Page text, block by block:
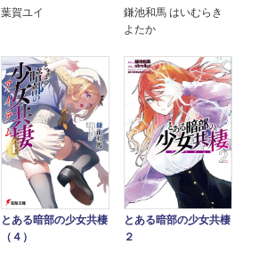
葉賀ユイ
鎌池和馬 はいむらき
よたか
とある暗部の少女共棲
（４）
とある暗部の少女共棲
２